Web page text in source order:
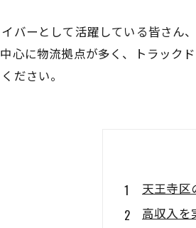
バーとして活躍している皆さん
心に物流拠点が多く、トラック
ださい。
天王寺区
高収入を